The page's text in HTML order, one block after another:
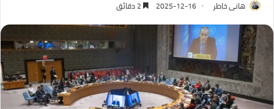
هانى خاطر 2025-12-16